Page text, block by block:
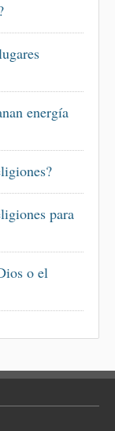
energía
para
o el